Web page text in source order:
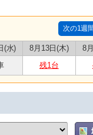
次の1週
(水) 8月13日(木)
8
残1台